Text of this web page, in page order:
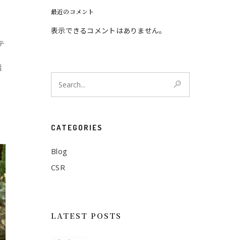
最近のコメント
表示できるコメントはありません。
CATEGORIES
Blog
CSR
LATEST POSTS